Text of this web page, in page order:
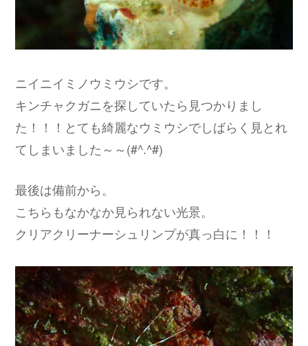
ニイニイミノウミウシです。
キンチャクガニを探していたら見つかりまし
た！！！とても綺麗なウミウシでしばらく見とれ
てしまいました～～(#^.^#)
最後は備前から。
こちらもなかなか見られない光景。
クリアクリーナーシュリンプが真っ白に！！！